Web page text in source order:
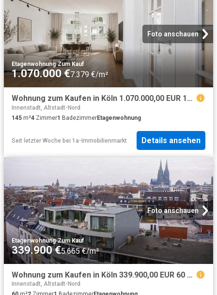
Foto anschauen
Etagenwohnung·Zum Kauf
1.070.000 €7.379 €/m²
Wohnung zum Kaufen in Köln 1.070.000,00 EUR 145 m²
Innenstadt, Altstadt-Nord
145 m²4 Zimmer1 BadezimmerEtagenwohnung
Seit letzter Woche bei 1a-Immobilienmarkt Details ansehen
Foto anschauen
Etagenwohnung·Zum Kauf
339.900 €5.665 €/m²
Wohnung zum Kaufen in Köln 339.900,00 EUR 60 m²
Innenstadt, Altstadt-Nord